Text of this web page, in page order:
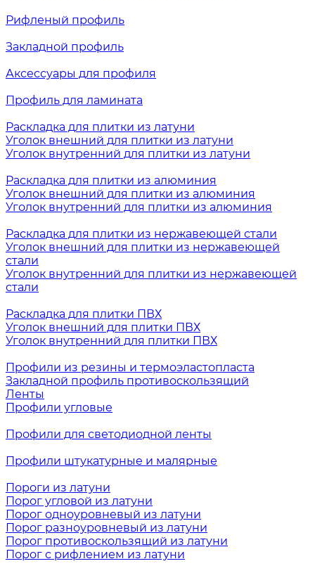
Рифленый профиль
Закладной профиль
Аксессуары для профиля
Профиль для ламината
Раскладка для плитки из латуни
Уголок внешний для плитки из латуни
Уголок внутренний для плитки из латуни
Раскладка для плитки из алюминия
Уголок внешний для плитки из алюминия
Уголок внутренний для плитки из алюминия
Раскладка для плитки из нержавеющей стали
Уголок внешний для плитки из нержавеющей
стали
Уголок внутренний для плитки из нержавеющей
стали
Раскладка для плитки ПВХ
Уголок внешний для плитки ПВХ
Уголок внутренний для плитки ПВХ
Профили из резины и термоэластопласта
Закладной профиль противоскользящий
Ленты
Профили угловые
Профили для светодиодной ленты
Профили штукатурные и малярные
Пороги из латуни
Порог угловой из латуни
Порог одноуровневый из латуни
Порог разноуровневый из латуни
Порог противоскользящий из латуни
Порог с рифлением из латуни